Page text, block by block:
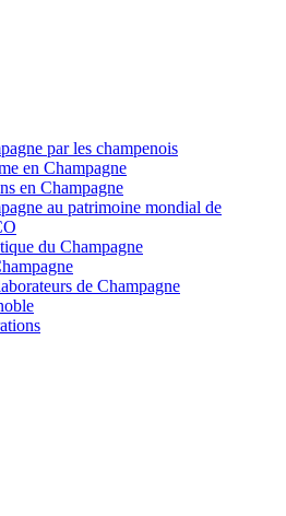
par les champenois
en Champagne
en Champagne
au patrimoine mondial de
du Champagne
de Champagne